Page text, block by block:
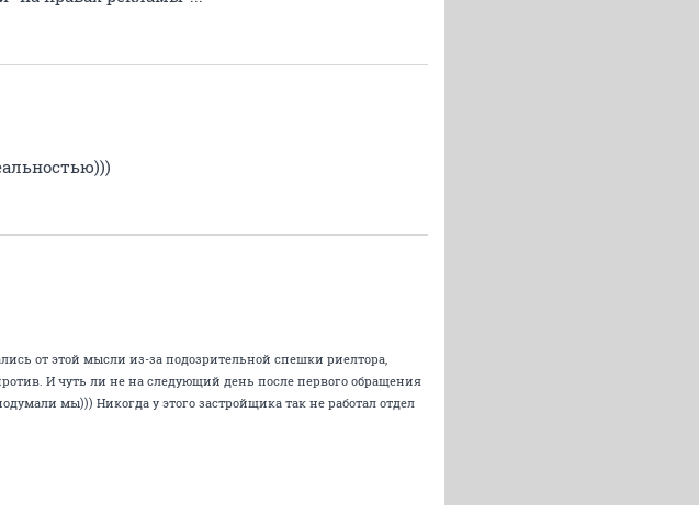
от этой мысли из-за подозрительной спешки риелтора,
И чуть ли не на следующий день после первого обращения
мы))) Никогда у этого застройщика так не работал отдел